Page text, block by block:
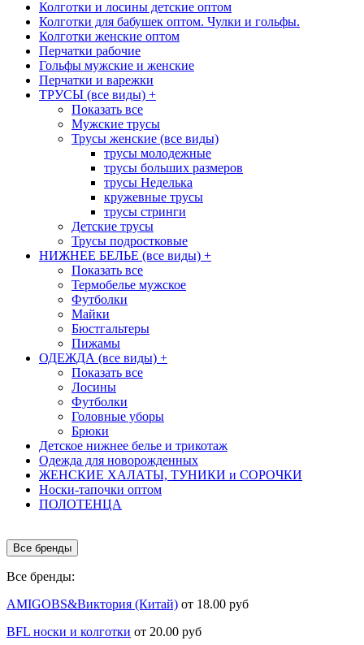
Колготки и лосины детские оптом
Колготки для бабушек оптом. Чулки и гольфы.
Колготки женские оптом
Перчатки рабочие
Гольфы мужские и женские
Перчатки и варежки
ТРУСЫ (все виды) +
Показать все
Мужские трусы
Трусы женские (все виды)
трусы молодежные
трусы больших размеров
трусы Неделька
кружевные трусы
трусы стринги
Детские трусы
Трусы подростковые
НИЖНЕЕ БЕЛЬЕ (все виды) +
Показать все
Термобелье мужское
Футболки
Майки
Бюстгальтеры
Пижамы
ОДЕЖДА (все виды) +
Показать все
Лосины
Футболки
Головные уборы
Брюки
Детское нижнее белье и трикотаж
Одежда для новорожденных
ЖЕНСКИЕ ХАЛАТЫ, ТУНИКИ и СОРОЧКИ
Носки-тапочки оптом
ПОЛОТЕНЦА
Все бренды
Все бренды:
AMIGOBS&Виктория (Китай) от 18.00 руб
BFL носки и колготки от 20.00 руб